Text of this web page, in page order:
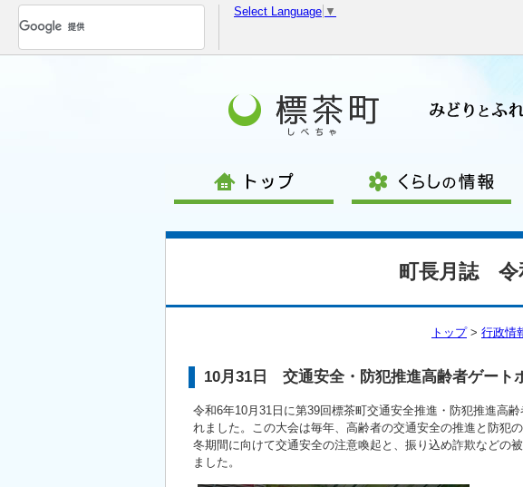
ン
テ
Select Language ▼
町長月誌 令
トップ> 行政情
10月31日 交通安全・防犯推進高齢者ゲート
令和6年10月31日に第39回標茶町交通安全推進・防犯推進高
れました。この大会は毎年、高齢者の交通安全の推進と防犯
冬期間に向けて交通安全の注意喚起と、振り込め詐欺などの
ました。